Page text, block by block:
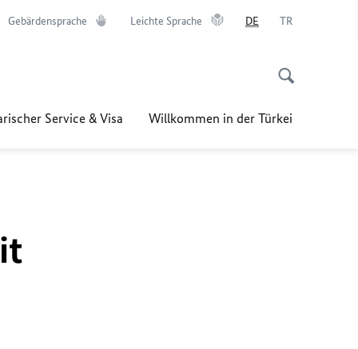
Gebärdensprache Leichte Sprache DE TR
Service & Visa Willkommen in der Türkei